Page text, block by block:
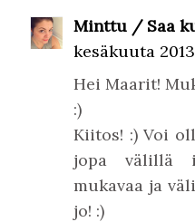
Minttu / Saa
kesäkuuta 2013
Hei Maarit!
:)
Kiitos! :) Voi
jopa välillä
mukavaa ja
jo! :)